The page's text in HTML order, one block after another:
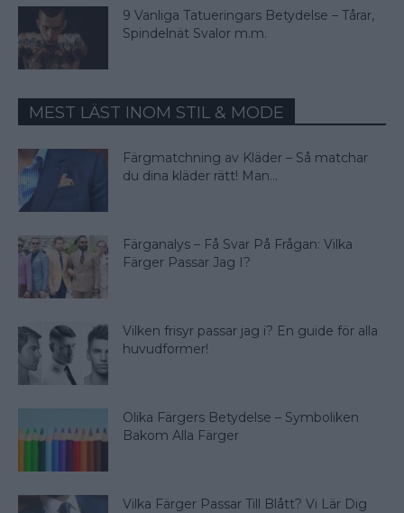
9 Vanliga Tatueringars Betydelse – Tårar,
Spindelnät Svalor m.m.
MEST LÄST INOM STIL & MODE
Färgmatchning av Kläder – Så matchar
du dina kläder rätt! Man...
Färganalys – Få Svar På Frågan: Vilka
Färger Passar Jag I?
Vilken frisyr passar jag i? En guide för alla
huvudformer!
Olika Färgers Betydelse – Symboliken
Bakom Alla Färger
Vilka Färger Passar Till Blått? Vi Lär Dig